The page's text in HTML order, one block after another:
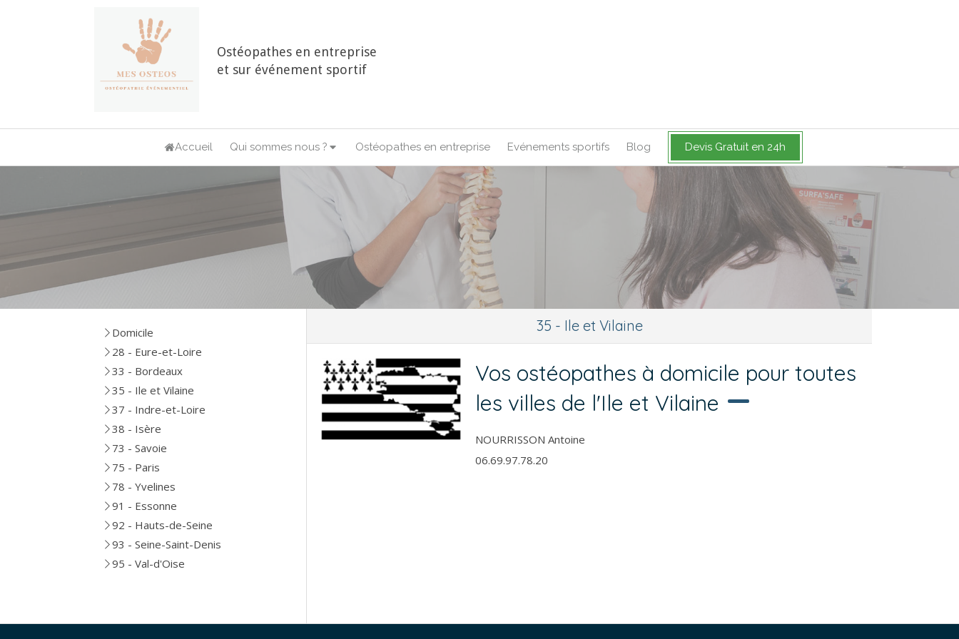
Ostéopathes en entreprise
et sur événement sportif
Accueil Qui sommes nous ? Ostéopathes en entreprise Evénements sportifs Blog Devis Gratuit en 24h
35 - Ile et Vilaine
Vos ostéopathes à domicile pour toutes
les villes de l'Ile et Vilaine
NOURRISSON Antoine
06.69.97.78.20
Domicile
28 - Eure-et-Loire
33 - Bordeaux
35 - Ile et Vilaine
37 - Indre-et-Loire
38 - Isère
73 - Savoie
75 - Paris
78 - Yvelines
91 - Essonne
92 - Hauts-de-Seine
93 - Seine-Saint-Denis
95 - Val-d'Oise